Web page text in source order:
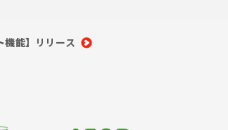
機能】 リリース